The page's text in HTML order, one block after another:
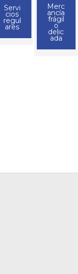
Servi
cios
regul
ares
Merc
ancía
frágil
o
delic
ada